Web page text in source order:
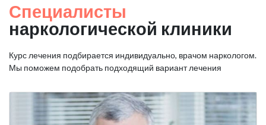
Специалисты
наркологической клиники
Курс лечения подбирается индивидуально, врачом наркологом.
Мы поможем подобрать подходящий вариант лечения